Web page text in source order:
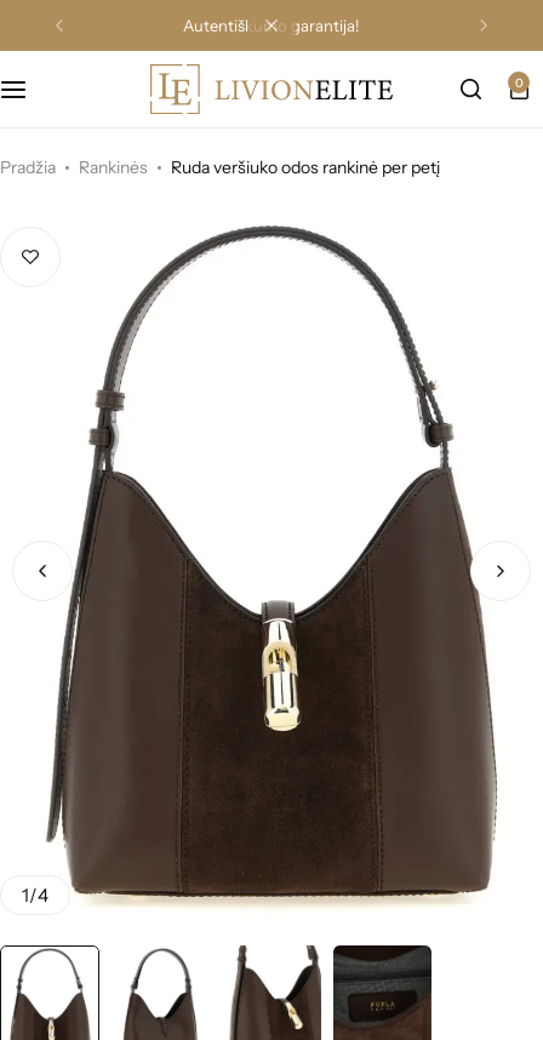
autentiškumo garantija!
0
Pradžia Rankinės Ruda veršiuko odos rankinė per petį
1/4